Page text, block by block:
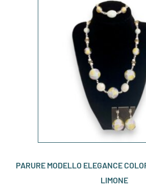
PARURE MODELLO ELEGANCE
LIMONE